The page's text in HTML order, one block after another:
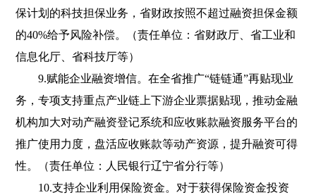
保计划的科技担保业务，省财政按照不超过融资担保金额
的40%给予风险补偿。（责任单位：省财政厅、省工业和
信息化厅、省科技厅等）
9.赋能企业融资增信。在全省推广“链链通”再贴现业
务，专项支持重点产业链上下游企业票据贴现，推动金融
机构加大对动产融资登记系统和应收账款融资服务平台的
推广使用力度，盘活应收账款等动产资源，提升融资可得
性。（责任单位：人民银行辽宁省分行等）
10.支持企业利用保险资金。对于获得保险资金投资